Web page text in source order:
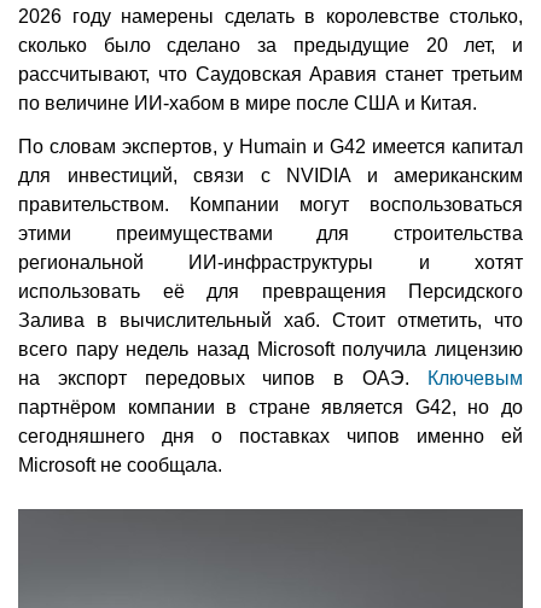
2026 году намерены сделать в королевстве столько,
сколько было сделано за предыдущие 20 лет, и
рассчитывают, что Саудовская Аравия станет третьим
по величине ИИ-хабом в мире после США и Китая.
По словам экспертов, у Humain и G42 имеется капитал
для инвестиций, связи с NVIDIA и американским
правительством. Компании могут воспользоваться
этими преимуществами для строительства
региональной ИИ-инфраструктуры и хотят
использовать её для превращения Персидского
Залива в вычислительный хаб. Стоит отметить, что
всего пару недель назад Microsoft получила лицензию
на экспорт передовых чипов в ОАЭ.
Ключевым
партнёром компании в стране является G42, но до
сегодняшнего дня о поставках чипов именно ей
Microsoft не сообщала.